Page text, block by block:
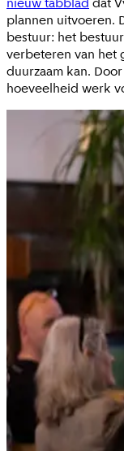
plannen uitvoeren.
bestuur: het
verbeteren van het
duurzaam kan.
hoeveelheid werk